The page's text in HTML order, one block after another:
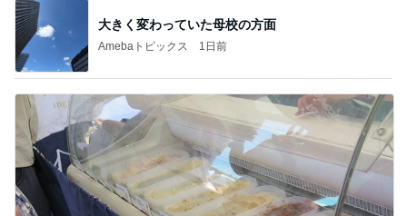
大きく変わっていた母校の方面
Amebaトピックス 1日前